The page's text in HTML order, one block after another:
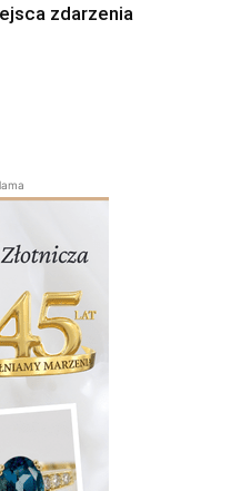
zdarzenia